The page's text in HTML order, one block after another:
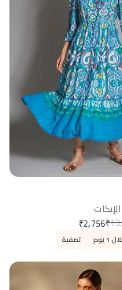
₹2,756₹
يوم تصفية